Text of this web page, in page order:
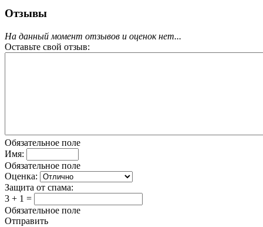
Отзывы
На данный момент отзывов и оценок нет...
Оставьте свой отзыв:
Обязательное поле
Имя:
Обязательное поле
Оценка:
Защита от спама:
3 + 1 =
Обязательное поле
Отправить